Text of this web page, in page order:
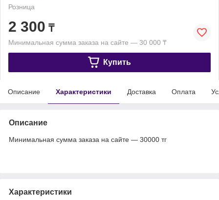
Розница
2 300 ₸
Минимальная сумма заказа на сайте — 30 000 ₸
Купить
Описание Характеристики Доставка Оплата
Описание
Минимальная сумма заказа на сайте — 30000 тг
Характеристики